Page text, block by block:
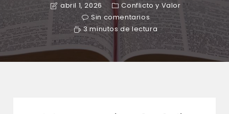
abril 1, 2026
Conflicto y Valor
Sin comentarios
3 minutos de lectura